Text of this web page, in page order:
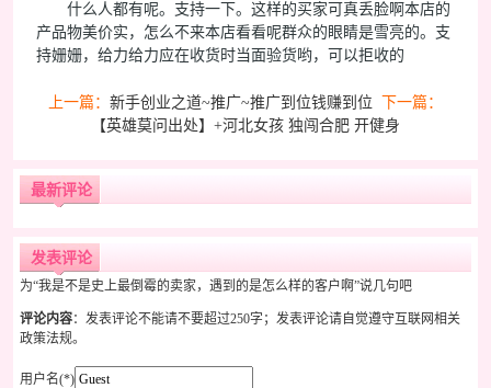
什么人都有呢。支持一下。这样的买家可真丢脸啊本店的
产品物美价实，怎么不来本店看看呢群众的眼睛是雪亮的。支
持姗姗，给力给力应在收货时当面验货哟，可以拒收的
上一篇： 新手创业之道~推广~推广到位钱赚到位 下一篇：
【英雄莫问出处】+河北女孩 独闯合肥 开健身
最新评论
发表评论
为“我是不是史上最倒霉的卖家，遇到的是怎么样的客户啊”说几句吧
评论内容：发表评论不能请不要超过250字；发表评论请自觉遵守互联网相关
政策法规。
用户名(*)